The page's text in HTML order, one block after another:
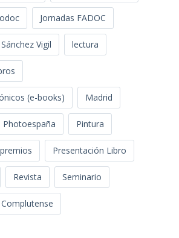
Jornadas FADOC
Vigil lectura
(e-books) Madrid
Photoespaña Pintura
premios Presentación Libro
Revista Seminario